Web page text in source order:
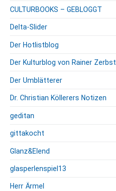
CULTURBOOKS – GEBLOGGT
Delta-Slider
Der Hotlistblog
Der Kulturblog von Rainer Zerbst
Der Umblätterer
Dr. Christian Köllerers Notizen
geditan
gittakocht
Glanz&Elend
glasperlenspiel13
Herr Ärmel